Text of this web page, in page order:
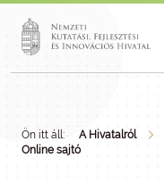
Ön itt áll: A Hivatalról
Online sajtó